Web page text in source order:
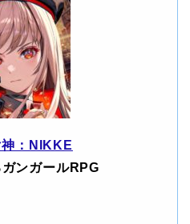
：NIKKE
ンガールRPG